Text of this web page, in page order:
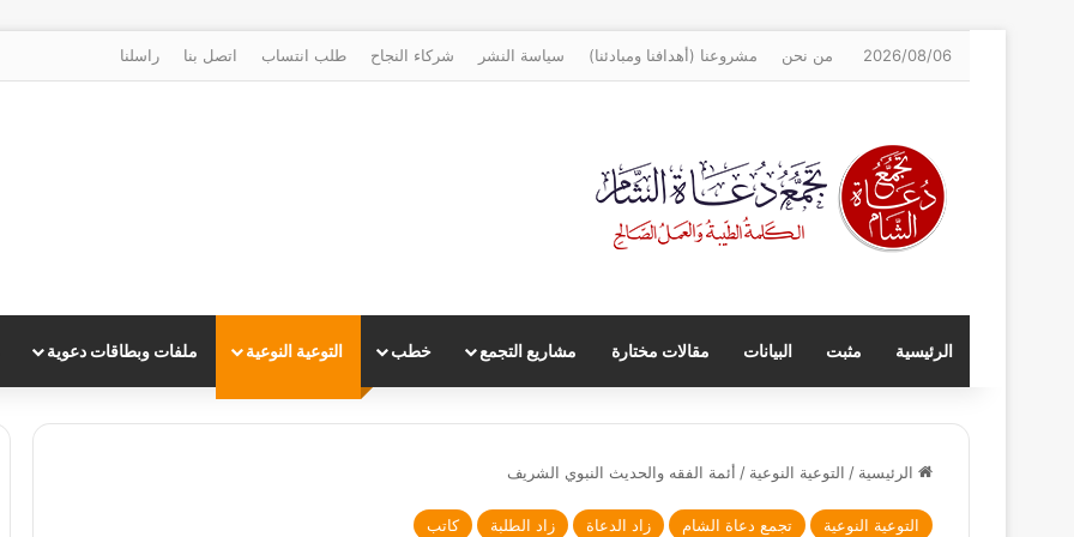
2026/08/06 من نحن مشروعنا (أهدافنا ومبادئنا) سياسة النشر شركاء النجاح طلب انتساب اتصل بنا راسلنا
الرئيسية مثبت البيانات مقالات مختارة مشاريع التجمع خطب التوعية النوعية ملفات وبطاقات دعوية
الرئيسية / التوعية النوعية / أئمة الفقه والحديث النبوي الشريف
التوعية النوعية تجمع دعاة الشام زاد الدعاة زاد الطلبة كاتب